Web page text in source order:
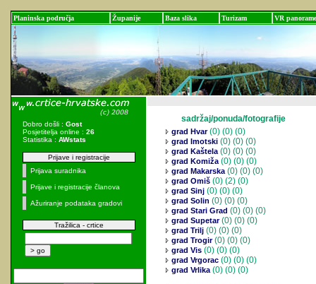
Planinska područja Županije Baza slika Turizam VR panorame
Dobro došli : Gost
Posjetitelja online : 26
Statistika : AWstats
Prijave i registracije
Prijava suradnika
Prijave i registracije članova
Ažuriranje podataka gradovi
Tražilica - crtice
sadržaj/ponuda/fotografije
grad Hvar(0) (0) (0)
grad Imotski (0) (0) (0)
grad Kaštela(0) (0) (0)
grad Komiža(0) (0) (0)
grad Makarska(0) (0) (0)
grad Omiš (0) (2) (0)
grad Sinj (0) (0) (0)
grad Solin (0) (0) (0)
grad Stari Grad (0) (0) (0)
grad Supetar(0) (0) (0)
grad Trilj (0) (0) (0)
grad Trogir(0) (0) (0)
grad Vis (0) (0) (0)
grad Vrgorac (0) (0) (0)
grad Vrlika(0) (0) (0)